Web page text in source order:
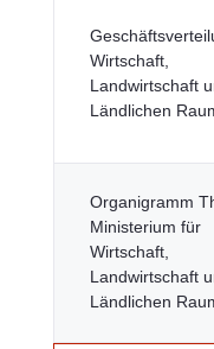
Wirtschaft,
Landwirtschaft
Ländlichen
Organigramm
Ministerium für
Wirtschaft,
Landwirtschaft
Ländlichen